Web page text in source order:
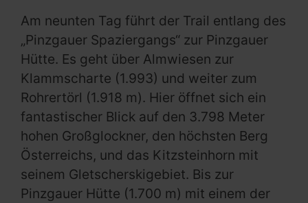
Am neunten Tag führt der Trail entlang des
„Pinzgauer Spaziergangs“ zur Pinzgauer
Hütte. Es geht über Almwiesen zur
Klammscharte (1.993) und weiter zum
Rohrertörl (1.918 m). Hier öffnet sich ein
fantastischer Blick auf den 3.798 Meter
hohen Großglockner, den höchsten Berg
Österreichs, und das Kitzsteinhorn mit
seinem Gletscherskigebiet. Bis zur
Pinzgauer Hütte (1.700 m) mit einem der